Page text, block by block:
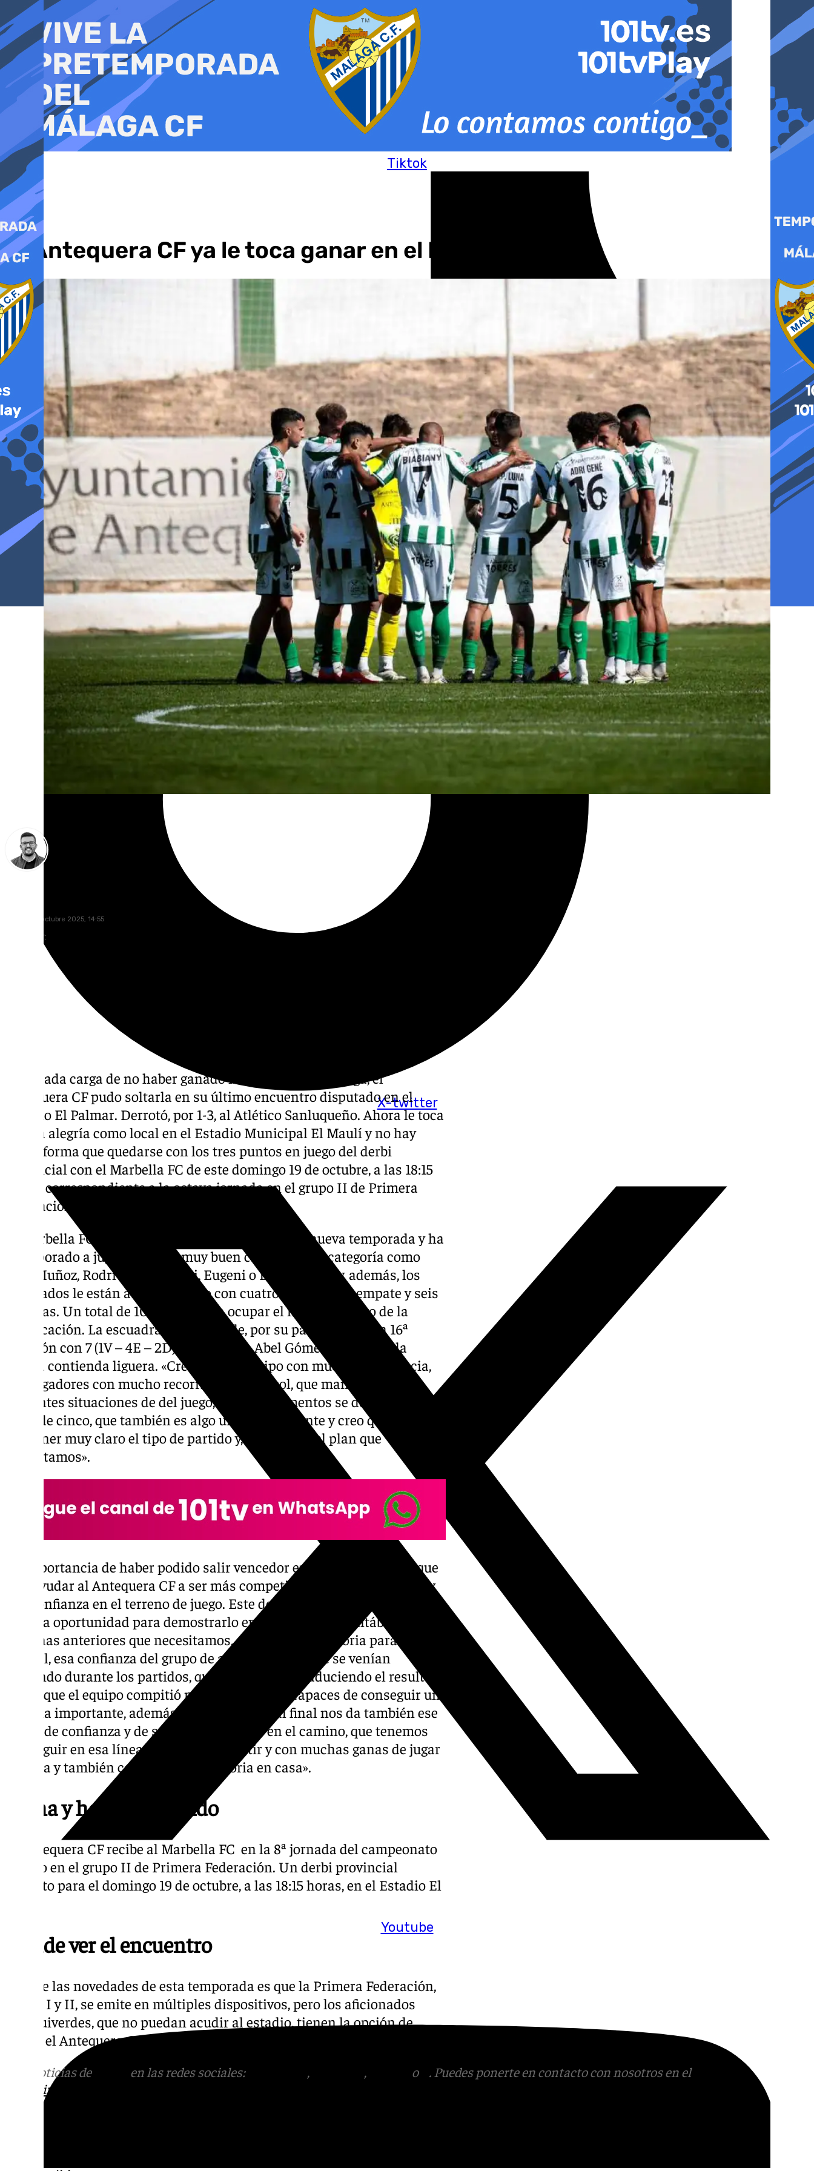
al
contenido
Tiktok
X-twitter
Youtube
Al Antequera CF ya le toca ganar en el Maulí
viernes, 17 octubre 2025, 14:55
Compartir:
La pesada carga de no haber ganado ningún partido de Liga, el
Antequera CF pudo soltarla en su último encuentro disputado en el
Estadio El Palmar. Derrotó, por 1-3, al Atlético Sanluqueño. Ahora le toca
ya una alegría como local en el Estadio Municipal El Maulí y no hay
mejor forma que quedarse con los tres puntos en juego del derbi
provincial con el Marbella FC de este domingo 19 de octubre, a las 18:15
horas, correspondiente a la octava jornada en el grupo II de Primera
Federación.
El Marbella FC se ha reforzado bastante para esta nueva temporada y ha
incorporado a jugadores con muy buen cartel para la categoría como
Luis Muñoz, Rodri Ríos, Escassi, Eugeni o Luis Alcalde y, además, los
resultados le están acompañando con cuatro triunfos, un empate y seis
derrotas. Un total de 10 puntos para ocupar el noveno puesto de la
clasificación. La escuadra blanquiverde, por su parte, está en la 16ª
posición con 7 (1V – 4E – 2D). Así analiza, Abel Gómez, al rival en la
octava contienda liguera. «Creo que un equipo con mucha experiencia,
con jugadores con mucho recorrido en el fútbol, que maneja bien
bastantes situaciones de del juego, que por momentos se defiende con
línea de cinco, que también es algo un poco diferente y creo que tenemos
que tener muy claro el tipo de partido y, sobre todo, el plan que
necesitamos».
La importancia de haber podido salir vencedor en un envite, seguro que
va a ayudar al Antequera CF a ser más competitivo, a estar más fluido y
con confianza en el terreno de juego. Este domingo, a las 18:15 horas,
tiene la oportunidad para demostrarlo en el Maulí. «Comentábamos
semanas anteriores que necesitamos, sobre todo, la victoria para nivel
mental, esa confianza del grupo de afianzar cosas que se venían
haciendo durante los partidos, que no se estaba traduciendo el resultado
y creo que el equipo compitió muy bien, fuimos capaces de conseguir una
victoria importante, además fuera de casa, y al final nos da también ese
punto de confianza y de saber que estamos en el camino, que tenemos
que seguir en esa línea a nivel de competir y con muchas ganas de jugar
en casa y también conseguir una victoria en casa».
Fecha y hora del partido
El Antequera CF recibe al Marbella FC en la 8ª jornada del campeonato
liguero en el grupo II de Primera Federación. Un derbi provincial
previsto para el domingo 19 de octubre, a las 18:15 horas, en el Estadio El
Dónde ver el encuentro
Una de las novedades de esta temporada es que la Primera Federación,
Grupo I y II, se emite en múltiples dispositivos, pero los aficionados
blanquiverdes, que no puedan acudir al estadio, tienen la opción de
seguir el Antequera CF – Marbella FC en LALIGA+ y FC PLAY.
Más noticias de en las redes sociales: , , o
. Puedes ponerte en contacto con nosotros en el
informativos@101tv.es